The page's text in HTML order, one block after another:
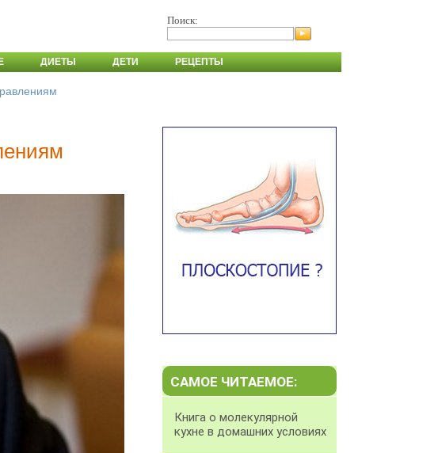
Поиск:
ДИЕТЫ ДЕТИ РЕЦЕПТЫ
САМОЕ ЧИТАЕМОЕ:
Книга о молекулярной
кухне в домашних условиях